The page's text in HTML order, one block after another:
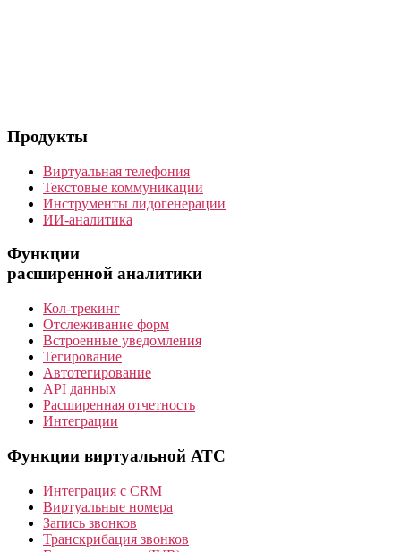
Продукты
Виртуальная телефония
Текстовые коммуникации
Инструменты лидогенерации
ИИ-аналитика
Функции
расширенной аналитики
Кол-трекинг
Отслеживание форм
Встроенные уведомления
Тегирование
Автотегирование
API данных
Расширенная отчетность
Интеграции
Функции виртуальной АТС
Интеграция с CRM
Виртуальные номера
Запись звонков
Транскрибация звонков